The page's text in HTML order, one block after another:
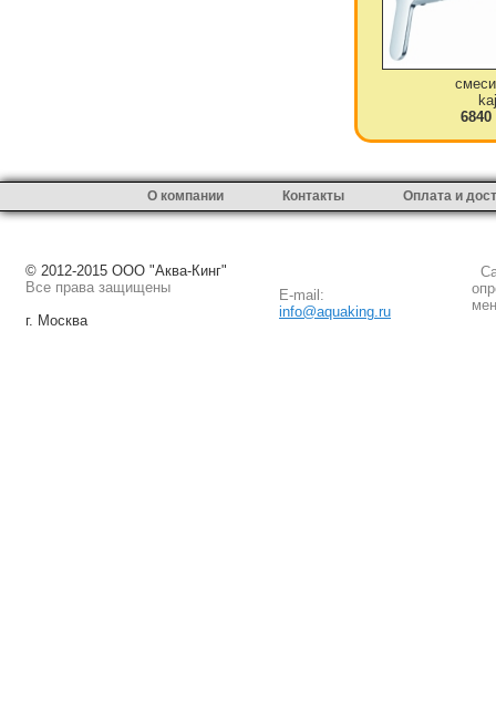
6840
О компании Контакты Оплата и
© 2012-2015 ООО "Аква-Кинг"
Все права защищены
г. Москва
E-mail:
info@aquaking.ru